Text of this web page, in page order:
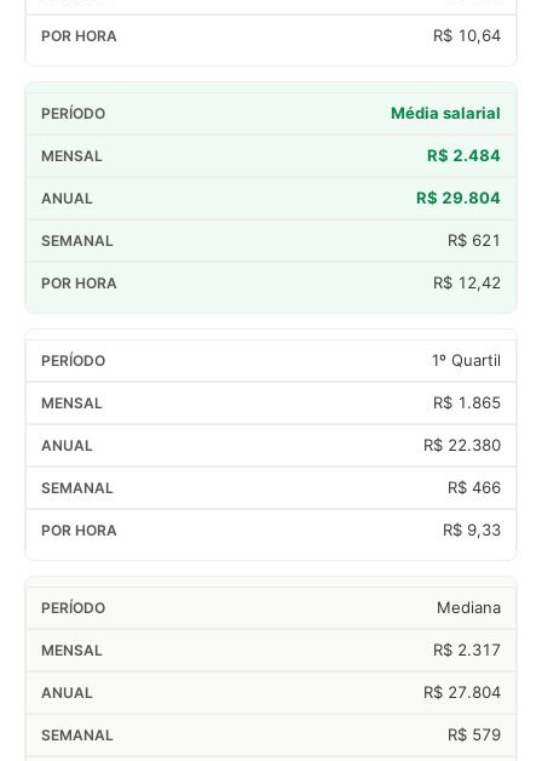
R$ 10,64
Média salarial
R$ 2.484
R$ 29.804
R$ 621
R$ 12,42
1º Quartil
R$ 1.865
R$ 22.380
R$ 466
R$ 9,33
Mediana
R$ 2.317
R$ 27.804
R$ 579